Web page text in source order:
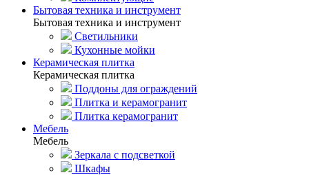
Бытовая техника и инструмент
Бытовая техника и инструмент
Светильники
Кухонные мойки
Керамическая плитка
Керамическая плитка
Поддоны для ограждений
Плитка и керамогранит
Плитка керамогранит
Мебель
Мебель
Зеркала с подсветкой
Шкафы